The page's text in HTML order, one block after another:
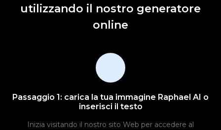
utilizzando il nostro generatore
online
Passaggio 1: carica la tua immagine Raphael AI o
inserisci il testo
Inizia visitando il nostro sito Web per accedere al